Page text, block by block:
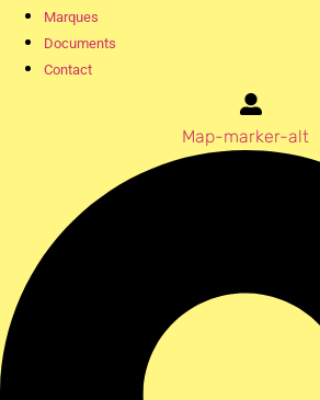
Marques
Documents
Contact
Map-marker-alt